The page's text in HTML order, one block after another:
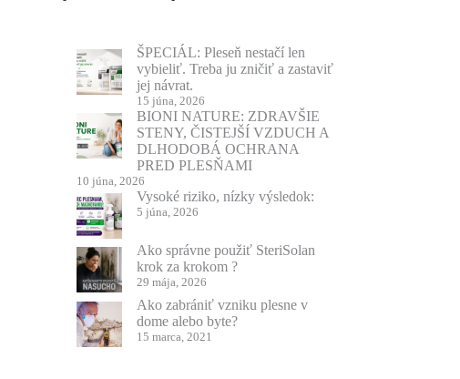
ŠPECIÁL: Pleseň nestačí len
vybieliť. Treba ju zničiť a zastaviť
jej návrat.
15 júna, 2026
BIONI NATURE: ZDRAVŠIE
STENY, ČISTEJŠÍ VZDUCH A
DLHODOBÁ OCHRANA
PRED PLESŇAMI
10 júna, 2026
Vysoké riziko, nízky výsledok:
5 júna, 2026
Ako správne použiť SteriSolan
krok za krokom ?
29 mája, 2026
Ako zabrániť vzniku plesne v
dome alebo byte?
15 marca, 2021